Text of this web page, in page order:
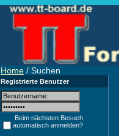
Home / Suchen
Registrierte Benutzer
Beim nächsten Besuch
automatisch anmelden?